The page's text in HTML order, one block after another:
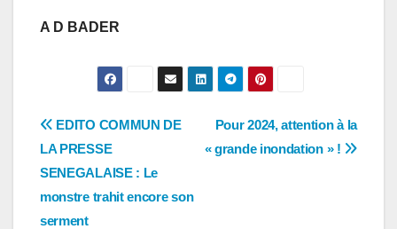
A D BADER
Navigation
de
l’article
Pour 2024, attention à la
« grande inondation » !
EDITO COMMUN DE
LA PRESSE
SENEGALAISE : Le
monstre trahit encore son
serment